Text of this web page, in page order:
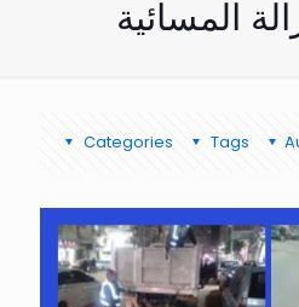
المسائية
Categories Tags